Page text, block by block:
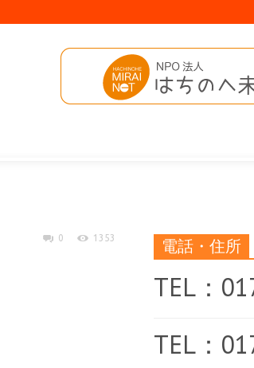
0 1353 電話・住所
TEL：
TEL：